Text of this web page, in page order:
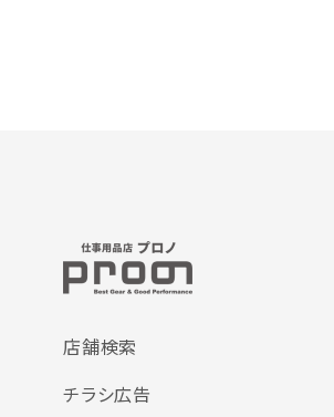
店舗検索
チラシ広告